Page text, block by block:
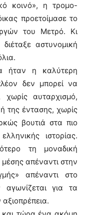
κοινό», η τρομο-
προετοίμασε το
του Μετρό. Κι
αστυνομική
ήταν η καλύτερη
δεν μπορεί να
χωρίς αυταρχισμό,
της έντασης, χωρίς
βουτιά στα πιο
ιστορίας.
τη μοναδική
μέσης απέναντι στην
απέναντι στο
για τα
αξιοπρέπεια.